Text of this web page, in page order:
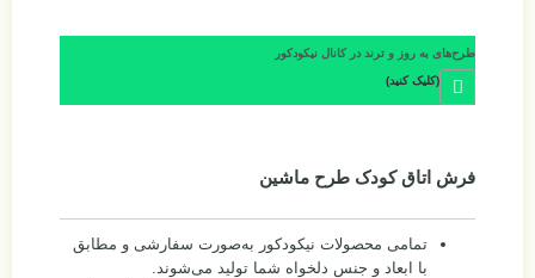
طرح‌های به روز و ترند در کانال نیکودکور
(کلیک کنید)
فرش اتاق کودک طرح ماشین
تمامی محصولات نیکودکور به‌صورت سفارشی و مطابق
با ابعاد و جنس دلخواه شما تولید می‌شوند.